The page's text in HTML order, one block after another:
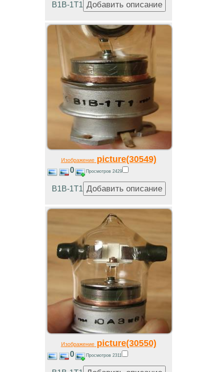
В1В-1Т1
Изображениеpicture(30549)
0 Просмотров 2429
В1В-1Т1
Изображениеpicture(30550)
0 Просмотров 2311